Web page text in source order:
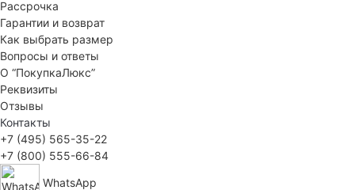
Рассрочка
Гарантии и возврат
Как выбрать размер
Вопросы и ответы
О “ПокупкаЛюкс”
Реквизиты
Отзывы
Контакты
+7 (495) 565-35-22
+7 (800) 555-66-84
WhatsApp